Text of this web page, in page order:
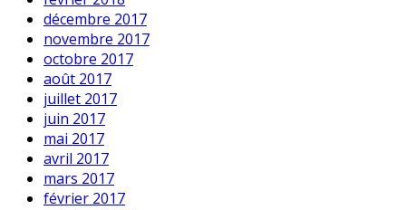
décembre 2017
novembre 2017
octobre 2017
août 2017
juillet 2017
juin 2017
mai 2017
avril 2017
mars 2017
février 2017